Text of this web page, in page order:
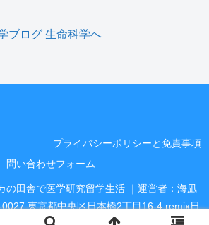
プライバシーポリシーと免責事項
問い合わせフォーム
の田舎で医学研究留学生活 ｜運営者：海凪
東京都中央区日本橋2丁目16-4 remix日